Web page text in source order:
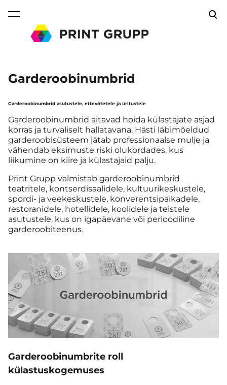
lisati ostukorvi.
Garderoobinumbrid
Garderoobinumbrid asutustele, ettevõtetele ja üritustele
Garderoobinumbrid aitavad hoida külastajate asjad
korras ja turvaliselt hallatavana. Hästi läbimõeldud
garderoobisüsteem jätab professionaalse mulje ja
vähendab eksimuste riski olukordades, kus
liikumine on kiire ja külastajaid palju.
Print Grupp valmistab garderoobinumbrid
teatritele, kontserdisaalidele, kultuurikeskustele,
spordi- ja veekeskustele, konverentsipaikadele,
restoranidele, hotellidele, koolidele ja teistele
asutustele, kus on igapäevane või perioodiline
garderoobiteenus.
Garderoobinumbrite roll
külastuskogemuses